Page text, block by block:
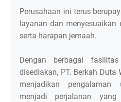
Perusahaan ini terus
layanan dan menyesuaikan
serta harapan jemaah.
Dengan berbagai
disediakan, PT. Berkah Duta
menjadikan
menjadi perjalanan